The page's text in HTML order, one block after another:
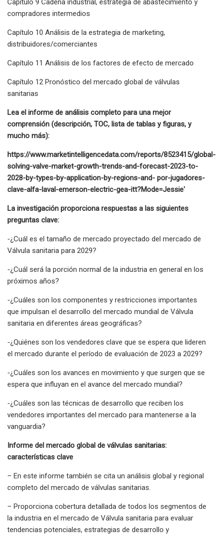
Capítulo 9 Cadena industrial, estrategia de abastecimiento y
compradores intermedios
Capítulo 10 Análisis de la estrategia de marketing,
distribuidores/comerciantes
Capítulo 11 Análisis de los factores de efecto de mercado
Capítulo 12 Pronóstico del mercado global de válvulas
sanitarias
Lea el informe de análisis completo para una mejor
comprensión (descripción, TOC, lista de tablas y figuras, y
mucho más):
https://www.marketintelligencedata.com/reports/8523415/global-
solving-valve-market-growth-trends-and-forecast-2023-to-
2028-by-types-by-application-by-regions-and- por-jugadores-
clave-alfa-laval-emerson-electric-gea-itt?Mode=Jessie'
La investigación proporciona respuestas a las siguientes
preguntas clave:
-¿Cuál es el tamaño de mercado proyectado del mercado de
Válvula sanitaria para 2029?
-¿Cuál será la porción normal de la industria en general en los
próximos años?
-¿Cuáles son los componentes y restricciones importantes
que impulsan el desarrollo del mercado mundial de Válvula
sanitaria en diferentes áreas geográficas?
-¿Quiénes son los vendedores clave que se espera que lideren
el mercado durante el período de evaluación de 2023 a 2029?
-¿Cuáles son los avances en movimiento y que surgen que se
espera que influyan en el avance del mercado mundial?
-¿Cuáles son las técnicas de desarrollo que reciben los
vendedores importantes del mercado para mantenerse a la
vanguardia?
Informe del mercado global de válvulas sanitarias:
características clave
– En este informe también se cita un análisis global y regional
completo del mercado de válvulas sanitarias.
– Proporciona cobertura detallada de todos los segmentos de
la industria en el mercado de Válvula sanitaria para evaluar
tendencias potenciales, estrategias de desarrollo y